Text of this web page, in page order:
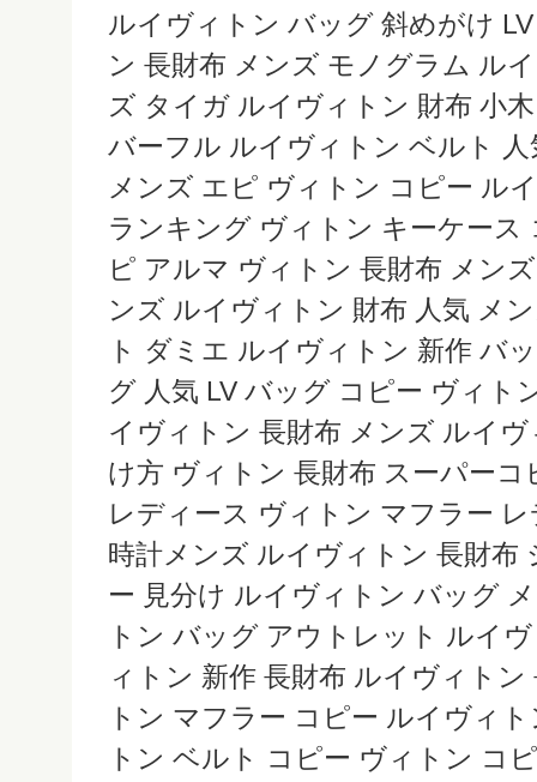
ルイヴィトン バッグ 斜めがけ
ン 長財布 メンズ モノグラム ル
ズ タイガ ルイヴィトン 財布 小
バーフル ルイヴィトン ベルト
メンズ エピ ヴィトン コピー ル
ランキング ヴィトン キーケース
ピ アルマ ヴィトン 長財布 メン
ンズ ルイヴィトン 財布 人気 メ
ト ダミエ ルイヴィトン 新作 バ
グ 人気 LV バッグ コピー ヴィト
イヴィトン 長財布 メンズ ルイ
け方 ヴィトン 長財布 スーパー
レディース ヴィトン マフラー
時計メンズ ルイヴィトン 長財布
ー 見分け ルイヴィトン バッグ
トン バッグ アウトレット ルイ
ィトン 新作 長財布 ルイヴィト
トン マフラー コピー ルイヴィ
トン ベルト コピー ヴィトン コ